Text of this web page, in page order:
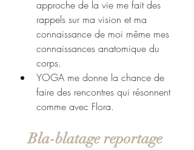
approche de la vie me fait des
rappels sur ma vision et ma
connaissance de moi même mes
connaissances anatomique du
corps.
YOGA me donne la chance de
faire des rencontres qui résonnent
comme avec Flora.
Bla-blatage reportage